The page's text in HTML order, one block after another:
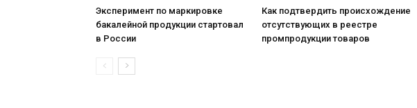
Эксперимент по маркировке
бакалейной продукции стартовал
в России
Как подтвердить происхождение
отсутствующих в реестре
промпродукции товаров